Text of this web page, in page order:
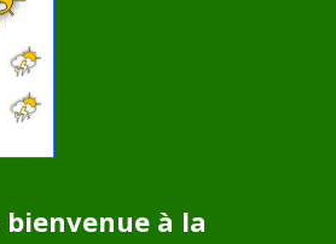
à la